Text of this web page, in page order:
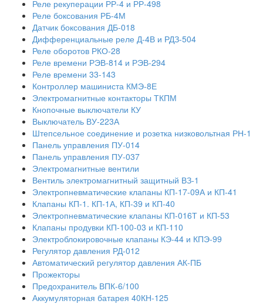
Реле рекуперации РР-4 и РР-498
Реле боксования РБ-4М
Датчик боксования ДБ-018
Дифференциальные реле Д-4В и РДЗ-504
Реле оборотов РКО-28
Реле времени РЭВ-814 и РЭВ-294
Реле времени 33-143
Контроллер машиниста КМЭ-8Е
Электромагнитные контакторы ТКПМ
Кнопочные выключатели КУ
Выключатель ВУ-223А
Штепсельное соединение и розетка низковольтная РН-1
Панель управления ПУ-014
Панель управления ПУ-037
Электромагнитные вентили
Вентиль электромагнитный защитный ВЗ-1
Электропневматические клапаны КП-17-09А и КП-41
Клапаны КП-1. КП-1А, КП-39 и КП-40
Электропневматические клапаны КП-016Т и КП-53
Клапаны продувки КП-100-03 и КП-110
Электроблокировочные клапаны КЭ-44 и КПЭ-99
Регулятор давления РД-012
Автоматический регулятор давления АК-ПБ
Прожекторы
Предохранитель ВПК-6/100
Аккумуляторная батарея 40КН-125